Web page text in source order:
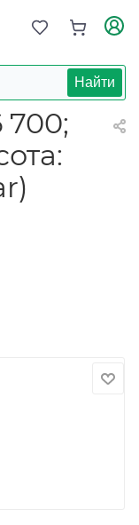
Найти